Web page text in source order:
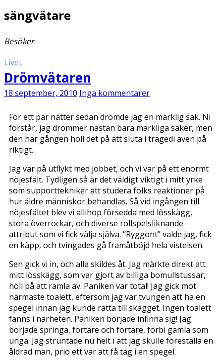
sängvätare
Besöker
Livet
Drömvätaren
18 september, 2010 Inga kommentarer
För ett par nätter sedan drömde jag en märklig sak. Ni
förstår, jag drömmer nästan bara märkliga saker, men
den här gången höll det på att sluta i tragedi även på
riktigt.
Jag var på utflykt med jobbet, och vi var på ett enormt
nöjesfält. Tydligen så är det väldigt viktigt i mitt yrke
som supporttekniker att studera folks reaktioner på
hur äldre människor behandlas. Så vid ingången till
nöjesfältet blev vi allihop försedda med lösskägg,
stora överrockar, och diverse rollspelsliknande
attribut som vi fick välja själva. ”Ryggont” valde jag, fick
en käpp, och tvingades gå framåtböjd hela vistelsen.
Sen gick vi in, och alla skildes åt. Jag märkte direkt att
mitt lösskägg, som var gjort av billiga bomullstussar,
höll på att ramla av. Paniken var total! Jag gick mot
närmaste toalett, eftersom jag var tvungen att ha en
spegel innan jag kunde rätta till skägget. Ingen toalett
fanns i närheten. Paniken började infinna sig! Jag
började springa, fortare och fortare, förbi gamla som
unga. Jag struntade nu helt i att jag skulle föreställa en
åldrad man, prio ett var att få tag i en spegel.